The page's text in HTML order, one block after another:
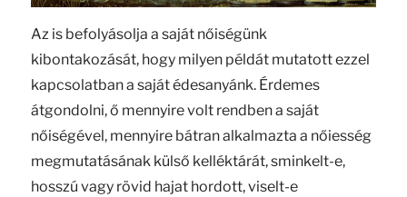
Az is befolyásolja a saját nőiségünk
kibontakozását, hogy milyen példát mutatott ezzel
kapcsolatban a saját édesanyánk. Érdemes
átgondolni, ő mennyire volt rendben a saját
nőiségével, mennyire bátran alkalmazta a nőiesség
megmutatásának külső kelléktárát, sminkelt-e,
hosszú vagy rövid hajat hordott, viselt-e